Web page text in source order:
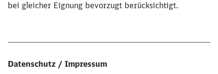
bei gleicher Eignung bevorzugt berücksichtigt.
Datenschutz / Impressum